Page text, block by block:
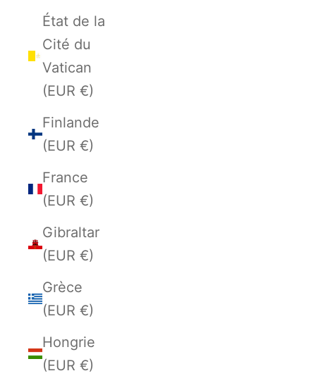
État de la
Cité du
Vatican
(EUR €)
Finlande
(EUR €)
France
(EUR €)
Gibraltar
(EUR €)
Grèce
(EUR €)
Hongrie
(EUR €)